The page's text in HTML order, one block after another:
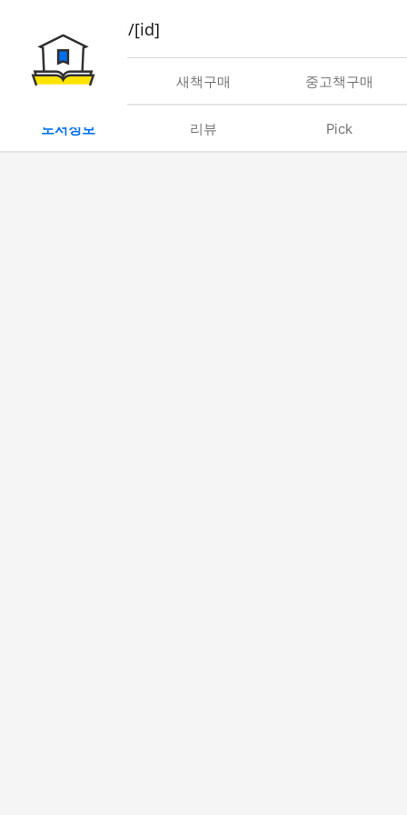
book/rent/[id]
대여 새책구매 중고책구매
도서정보 리뷰 Pick